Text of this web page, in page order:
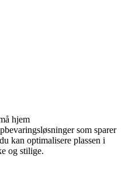
hjem
som sparer
kan optimalisere plassen i
og stilige.